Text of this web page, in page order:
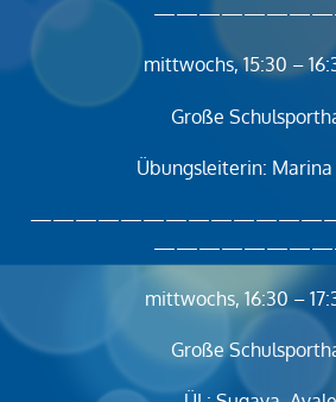
mittwochs, 15:30 –
Große
Übungsleiterin: Marina
mittwochs, 16:30 –
Große